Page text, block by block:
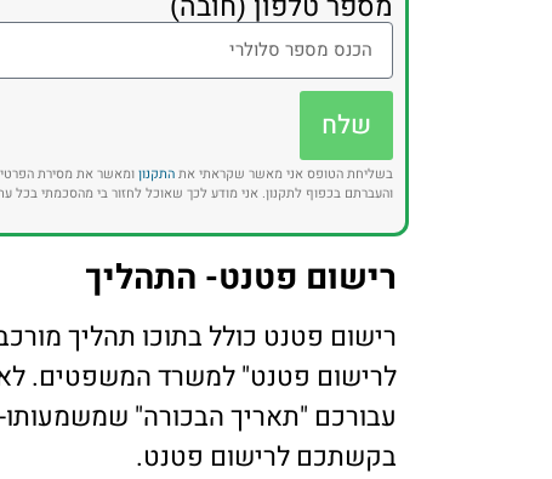
שלח
בשליחת הטופס אני מאשר שקראתי אתהתקנוןומאשר את מסירת
והעברתם בכפוף לתקנון. אני מודע לכך שאוכל לחזור בי מהסכמתי בכל
רישום פטנט- התהליך
רישום פטנט כולל בתוכו תהליך
לרישום פטנט" למשרד המשפטים.
עבורכם "תאריך הבכורה"
בקשתכם לרישום פטנט.